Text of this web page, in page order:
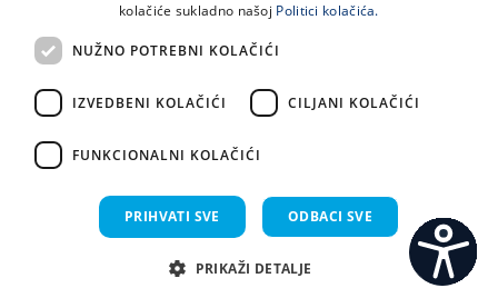
LINKOVI
Uvjeti korištenja
kolačiće sukladno našoj Politici kolačića.
NUŽNO POTREBNI KOLAČIĆI
IZVEDBENI KOLAČIĆI CILJANI KOLAČIĆI
FUNKCIONALNI KOLAČIĆI
PRIHVATI SVE ODBACI SVE
PRIKAŽI DETALJE